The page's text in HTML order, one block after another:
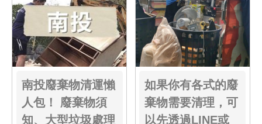
南投廢棄物清運懶
人包！ 廢棄物須
知、大型垃圾處理
如果你有各式的廢
棄物需要清理，可
以先透過LINE或